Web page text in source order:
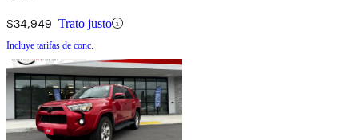
$34,949 Trato justo
Incluye tarifas de conc.